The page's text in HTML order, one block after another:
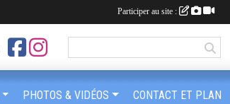
PHOTOS & VIDÉOS CONTACT ET PLAN
Participer au site :